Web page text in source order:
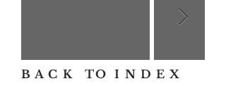
B A C K TO I N D E X